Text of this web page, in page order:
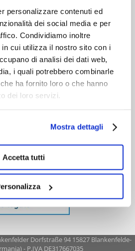
personalizzare contenuti ed
dei social media e per
Condividiamo inoltre
cui utilizza il nostro sito con i
di analisi dei dati web,
i quali potrebbero combinarle
ha fornito loro o che hanno
dei loro servizi.
Mostra dettagli
Accetta tutti
Dorfstraße 94 15827 Blankenfelde-
- P.IVA DE317667035